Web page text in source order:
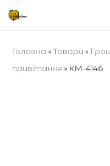
Головна »Товари »
привітання » КМ-4146